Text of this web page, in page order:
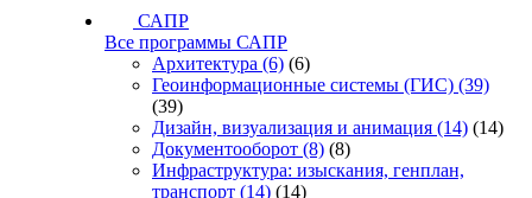
САПР
Все программы САПР
Архитектура (6) (6)
Геоинформационные системы (ГИС) (39)
(39)
Дизайн, визуализация и анимация (14) (14)
Документооборот (8) (8)
Инфраструктура: изыскания, генплан,
транспорт (14) (14)